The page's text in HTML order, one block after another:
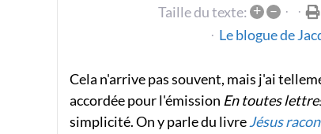
Taille du texte: + –
Le blogue de
Cela n'arrive pas souvent, mais j'ai
accordée pour l'émission En toutes
simplicité. On y parle du livreJésus